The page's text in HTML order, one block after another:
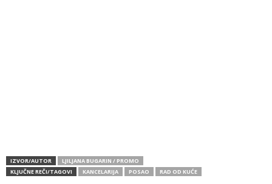
IZVOR/AUTOR
LJILJANA BUGARIN / PROMO
KLJUČNE REČI/TAGOVI
KANCELARIJA POSAO RAD OD KUĆE